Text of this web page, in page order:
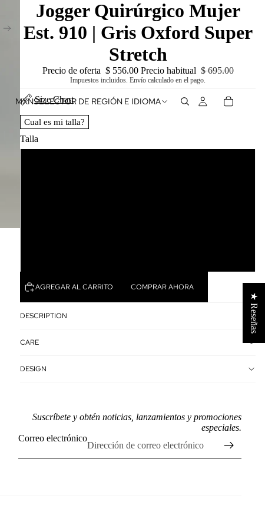
MXNSELECTOR DE REGIÓN E IDIOMA
Jogger Quirúrgico Mujer
Est. 910 | Gris Oxford Super
Stretch
Precio de oferta $ 556.00 Precio habitual $ 695.00
Impuestos incluidos. Envío calculado en el pago.
Size Chart
Cual es mi talla?
Talla
AGREGAR AL CARRITO COMPRAR AHORA
DESCRIPTION
CARE
DESIGN
Suscríbete y obtén noticias, lanzamientos y promociones
especiales.
Correo electrónico
★ Reseñas